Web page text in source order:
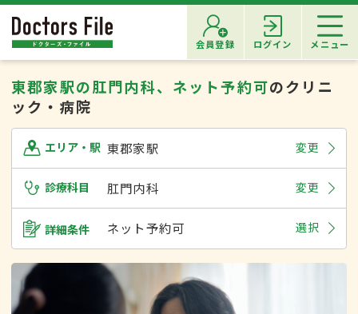
会員登録 ログイン メニュー
東郡家駅の肛門内科、ネット予約可のクリニ
ック・病院
エリア・駅 東郡家駅 変更
診療科目 肛門内科 変更
詳細条件 ネット予約可 選択